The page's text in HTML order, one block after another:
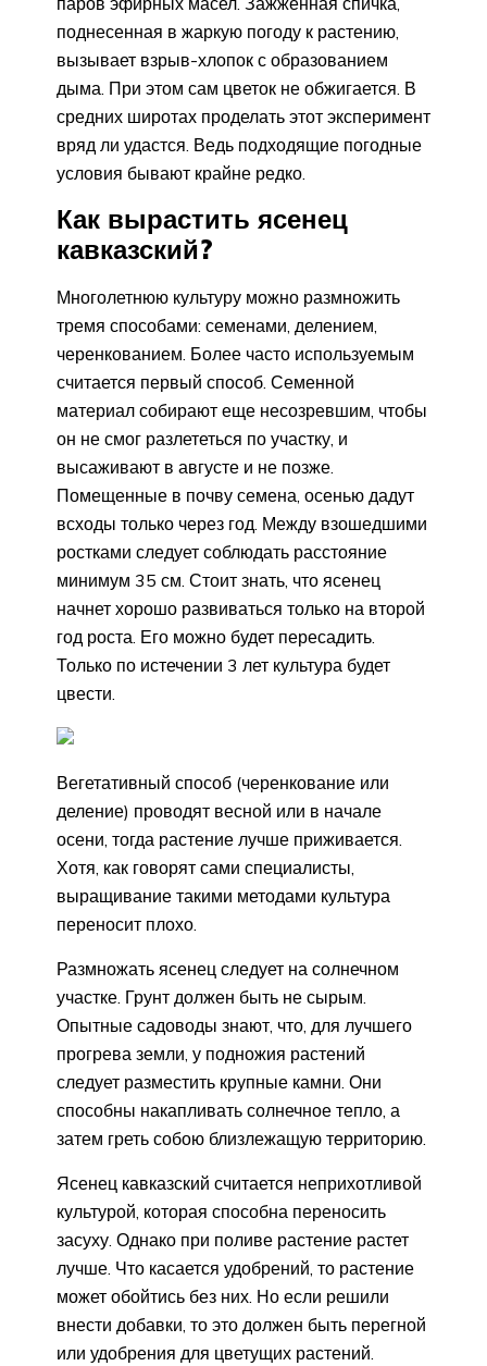
поднесенная в жаркую погоду к растению,
вызывает взрыв-хлопок с образованием
дыма. При этом сам цветок не обжигается. В
средних широтах проделать этот эксперимент
вряд ли удастся. Ведь подходящие погодные
условия бывают крайне редко.
Как вырастить ясенец
кавказский?
Многолетнюю культуру можно размножить
тремя способами: семенами, делением,
черенкованием. Более часто используемым
считается первый способ. Семенной
материал собирают еще несозревшим, чтобы
он не смог разлететься по участку, и
высаживают в августе и не позже.
Помещенные в почву семена, осенью дадут
всходы только через год. Между взошедшими
ростками следует соблюдать расстояние
минимум 35 см. Стоит знать, что ясенец
начнет хорошо развиваться только на второй
год роста. Его можно будет пересадить.
Только по истечении 3 лет культура будет
цвести.
Вегетативный способ (черенкование или
деление) проводят весной или в начале
осени, тогда растение лучше приживается.
Хотя, как говорят сами специалисты,
выращивание такими методами культура
переносит плохо.
Размножать ясенец следует на солнечном
участке. Грунт должен быть не сырым.
Опытные садоводы знают, что, для лучшего
прогрева земли, у подножия растений
следует разместить крупные камни. Они
способны накапливать солнечное тепло, а
затем греть собою близлежащую территорию.
Ясенец кавказский считается неприхотливой
культурой, которая способна переносить
засуху. Однако при поливе растение растет
лучше. Что касается удобрений, то растение
может обойтись без них. Но если решили
внести добавки, то это должен быть перегной
или удобрения для цветущих растений.